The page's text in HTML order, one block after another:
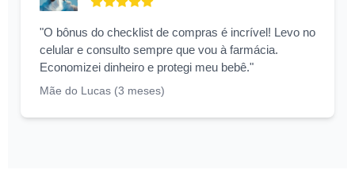
"O bônus do checklist de compras é incrível! Levo no
celular e consulto sempre que vou à farmácia.
Economizei dinheiro e protegi meu bebê."
Mãe do Lucas (3 meses)